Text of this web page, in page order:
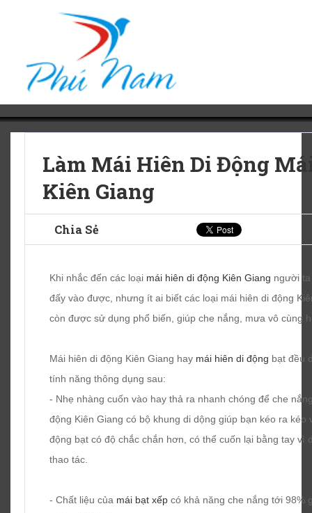
Làm Mái Hiên Di Động
Kiên Giang
Chia Sẻ
Khi nhắc đến các loại mái hiên di động Kiên Giang người
đấy vào được, nhưng ít ai biết các loại mái hiên di động
còn được sử dụng phổ biến, giúp che nắng, mưa vô cùng
Mái hiên di động Kiên Giang hay mái hiên di động bạt đều
tính năng thông dụng sau:
- Nhẹ nhàng cuốn vào hay thả ra nhanh chóng để che
động Kiên Giang có bộ khung di dộng giúp bạn kéo ra
động bạt có độ chắc chắn hơn, có thể cuốn lại bằng tay vì
thao tác.
- Chất liệu của mái bạt xếp có khả năng che nắng tới 98%